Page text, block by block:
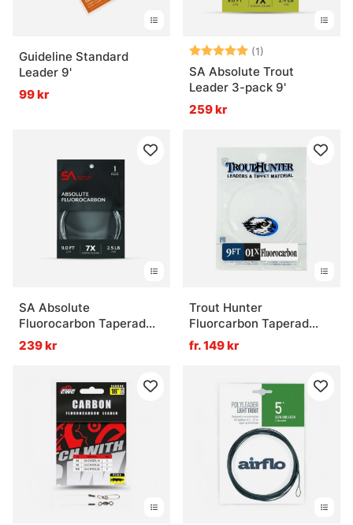
Guideline Standard
Leader 9'
99 kr
Betyg: (1)
SA Absolute Trout
Leader 3-pack 9'
259 kr
SA Absolute
Fluorocarbon Taperad
Tafs 9'
239 kr
Trout Hunter
Fluorcarbon Taperad
Tafs 9ft
fr. 149 kr